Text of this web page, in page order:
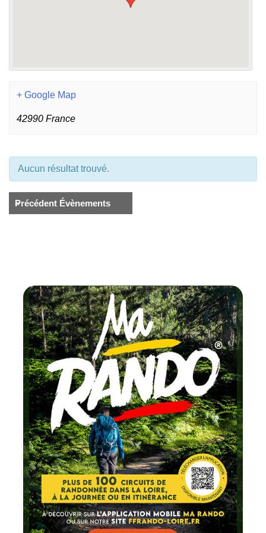
+ Google Map
42990 France
Aucun résultat trouvé.
«
Précédent Évènements
Chaque
testez un
Lire par ici